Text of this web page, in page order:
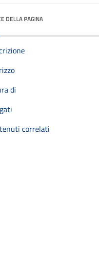
DELLA PAGINA
di
correlati